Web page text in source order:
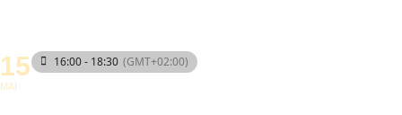
15
MAI
16:00 - 18:30 (GMT+02:00)